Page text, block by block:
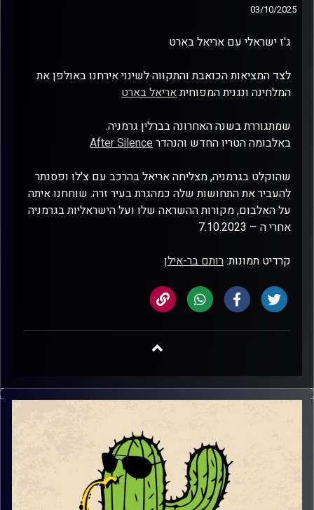
03/10/2025
ג'ז ישראלי עם אריאל בארט
לצד המציאות הכואבת והתקווה לשינוי אירחנו באולפן את
המלחינה ונגנית המפוחיתאריאל בארט
שמתגוררת בשנה האחרונה בברלין גרמניה.
באלבומה הטריו החדש והנהדרAfter Silence
שהוקלט בגרמניה, מצליחה אריאל בהרכב עם צ'לו ופסנתר
להעביר את התחושות שלה כמהגרת בעיר זרה. שוחחנו איתה
על האלבום, מקורות ההשראה שלו ועל הישראליות בגרמניה
אחרי ה – 7.10.2023
קרדיט תמונות:רותם בר-אילן